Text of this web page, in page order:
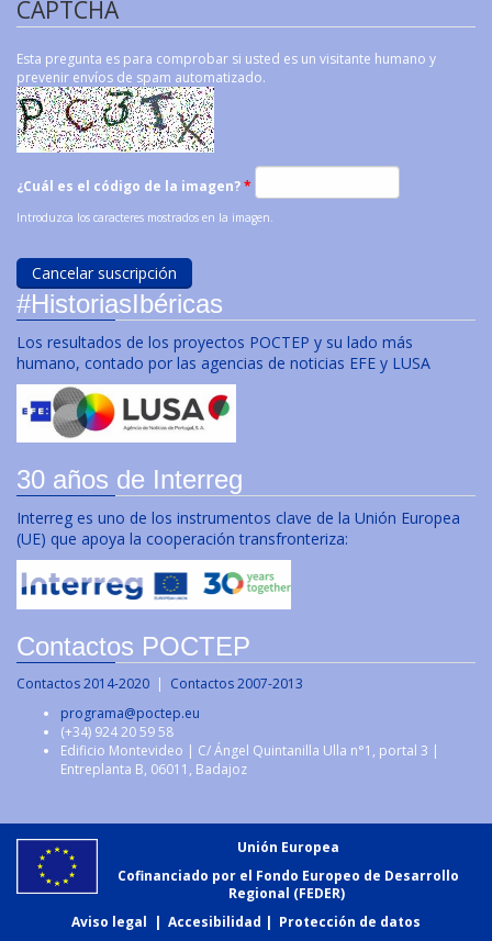
CAPTCHA
Esta pregunta es para comprobar si usted es un visitante humano y
prevenir envíos de spam automatizado.
¿Cuál es el código de la imagen?*
Introduzca los caracteres mostrados en la imagen.
#HistoriasIbéricas
Los resultados de los proyectos POCTEP y su lado más
humano, contado por las agencias de noticias EFE y LUSA
30 años de Interreg
Interreg es uno de los instrumentos clave de la Unión Europea
(UE) que apoya la cooperación transfronteriza:
Contactos POCTEP
Contactos 2014-2020 | Contactos 2007-2013
programa@poctep.eu
(+34) 924 20 59 58
Edificio Montevideo | C/ Ángel Quintanilla Ulla n°1, portal 3 |
Entreplanta B, 06011, Badajoz
Unión Europea
Cofinanciado por el Fondo Europeo de Desarrollo
Regional (FEDER)
Aviso legal | Accesibilidad | Protección de datos